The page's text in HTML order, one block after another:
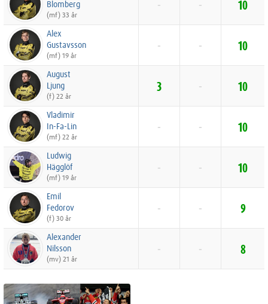
Blomberg
(mf) 33 år
- - 10
Alex
Gustavsson
(mf) 19 år
- - 10
August
Ljung
(f) 22 år
3 - 10
Vladimir
In-Fa-Lin
(mf) 22 år
- - 10
Ludwig
Hägglöf
(mf) 19 år
- - 10
Emil
Fedorov
(f) 30 år
- - 9
Alexander
Nilsson
(mv) 21 år
- - 8